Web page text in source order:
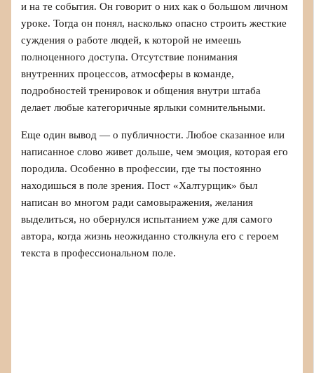
и на те события. Он говорит о них как о большом личном
уроке. Тогда он понял, насколько опасно строить жесткие
суждения о работе людей, к которой не имеешь
полноценного доступа. Отсутствие понимания
внутренних процессов, атмосферы в команде,
подробностей тренировок и общения внутри штаба
делает любые категоричные ярлыки сомнительными.
Еще один вывод — о публичности. Любое сказанное или
написанное слово живет дольше, чем эмоция, которая его
породила. Особенно в профессии, где ты постоянно
находишься в поле зрения. Пост «Халтурщик» был
написан во многом ради самовыражения, желания
выделиться, но обернулся испытанием уже для самого
автора, когда жизнь неожиданно столкнула его с героем
текста в профессиональном поле.